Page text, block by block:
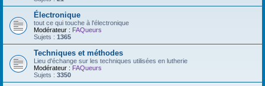
Électronique
tout ce qui touche à l'électronique
Modérateur : FAQueurs
Sujets : 1365
Techniques et méthodes
Lieu d'échange sur les techniques utilisées en lutherie
Modérateur : FAQueurs
Sujets : 3350